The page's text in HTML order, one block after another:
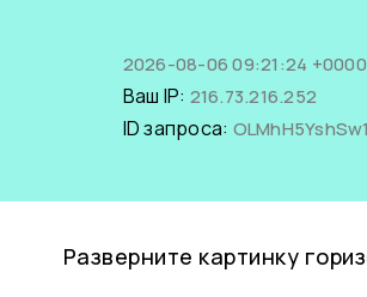
2026-08-06 09:21:24 +0000
Ваш IP: 216.73.216.252
ID запроса: OLMhH5YshSw1
Разверните картинку